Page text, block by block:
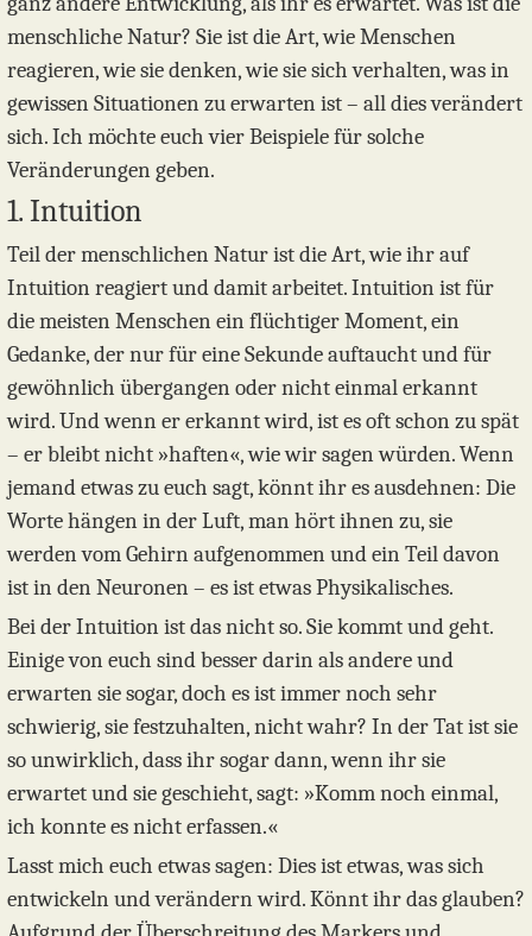
menschliche Natur? Sie ist die Art, wie Menschen
reagieren, wie sie denken, wie sie sich verhalten, was in
gewissen Situationen zu erwarten ist – all dies verändert
sich. Ich möchte euch vier Beispiele für solche
Veränderungen geben.
1. Intuition
Teil der menschlichen Natur ist die Art, wie ihr auf
Intuition reagiert und damit arbeitet. Intuition ist für
die meisten Menschen ein flüchtiger Moment, ein
Gedanke, der nur für eine Sekunde auftaucht und für
gewöhnlich übergangen oder nicht einmal erkannt
wird. Und wenn er erkannt wird, ist es oft schon zu spät
– er bleibt nicht »haften«, wie wir sagen würden. Wenn
jemand etwas zu euch sagt, könnt ihr es ausdehnen: Die
Worte hängen in der Luft, man hört ihnen zu, sie
werden vom Gehirn aufgenommen und ein Teil davon
ist in den Neuronen – es ist etwas Physikalisches.
Bei der Intuition ist das nicht so. Sie kommt und geht.
Einige von euch sind besser darin als andere und
erwarten sie sogar, doch es ist immer noch sehr
schwierig, sie festzuhalten, nicht wahr? In der Tat ist sie
so unwirklich, dass ihr sogar dann, wenn ihr sie
erwartet und sie geschieht, sagt: »Komm noch einmal,
ich konnte es nicht erfassen.«
Lasst mich euch etwas sagen: Dies ist etwas, was sich
entwickeln und verändern wird. Könnt ihr das glauben?